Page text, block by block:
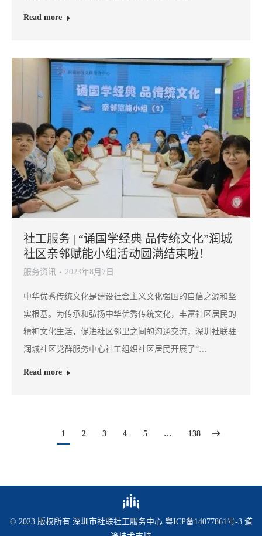
Read more
社工服务 | “诵国学经典 品传统文化”润城
社区亲邻赋能小组活动圆满结束啦！
服务资讯 2023年8月7日
中华优秀传统文化是建设社会主义文化强国的自信之源和坚
实根基。为传承和弘扬中华优秀传统文化，丰富社区居民的
精神文化生活，促进社区邻里之间的沟通交流，深圳社联驻
润城社区党群服务中心社工组织社区居民开展了“…
Read more
1 2 3 4 5 … 138
© 2023 版权所有 深圳市社联社工服务中心 粤ICP备14077861号-3 道